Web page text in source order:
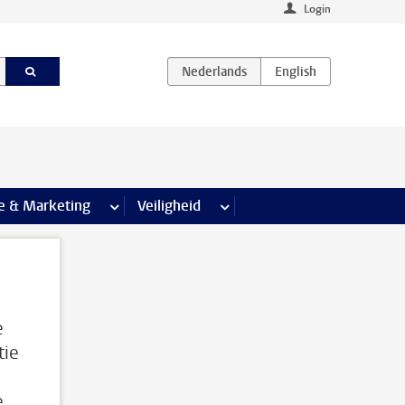
Login
& Marketing meer Communicatie & Marketing pagina’s
Veiligheid meer Veiligheid pagina’s